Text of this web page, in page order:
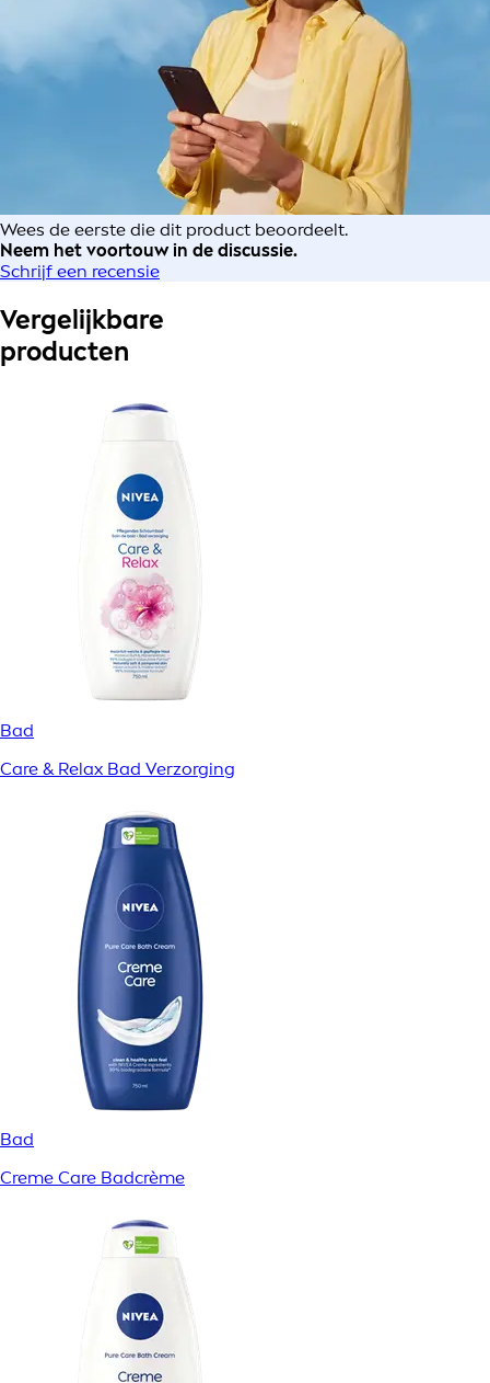
Wees de eerste die dit product beoordeelt.
Neem het voortouw in de discussie.
Schrijf een recensie
Vergelijkbare
producten
Bad
Care & Relax Bad Verzorging
Bad
Creme Care Badcrème